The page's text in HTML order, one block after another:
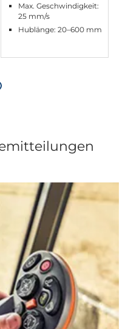
Max. Geschwindigkeit:
25 mm/s
Hublänge: 20–600 mm